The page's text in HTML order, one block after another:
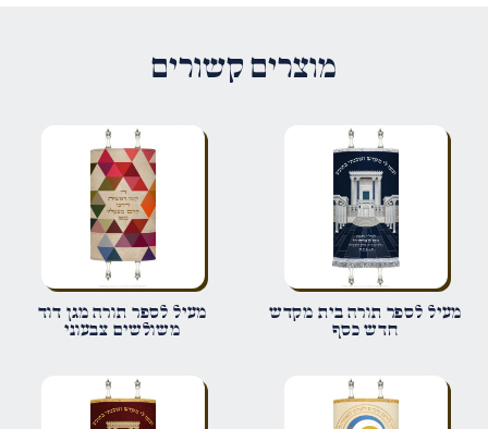
הביקורת שלך*
שם*
מוצרים קשורים
מעיל לספר תורה בית מקדש
חדש כסף
מעיל לספר תורה מגן דוד
משולשים צבעוני